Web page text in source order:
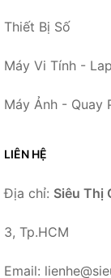
Thiết Bị Số
Máy Vi Tính -
Máy Ảnh - Quay
LIÊN HỆ
Địa chỉ: Siêu Thị
3, Tp.HCM
Email: